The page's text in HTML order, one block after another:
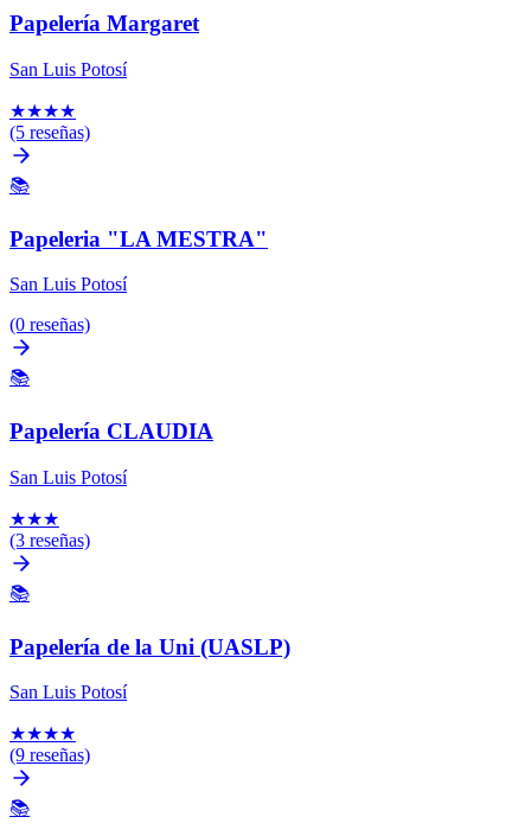
Papelería Margaret
San Luis Potosí
★★★★
(5 reseñas)
📚
Papeleria "LA MESTRA"
San Luis Potosí
(0 reseñas)
📚
Papelería CLAUDIA
San Luis Potosí
★★★
(3 reseñas)
📚
Papelería de la Uni (UASLP)
San Luis Potosí
★★★★
(9 reseñas)
📚